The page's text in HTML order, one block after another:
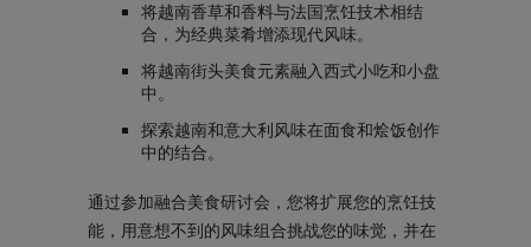
将越南香草和香料与法国烹饪技术相结
合，为经典菜肴增添现代风味。
将越南街头美食元素融入西式小吃和小盘
中。
探索越南和意大利风味在面食和烩饭创作
中的结合。
通过参加融合美食研讨会，您将扩展您的烹饪技
能，用意想不到的风味组合挑战您的味觉，并在